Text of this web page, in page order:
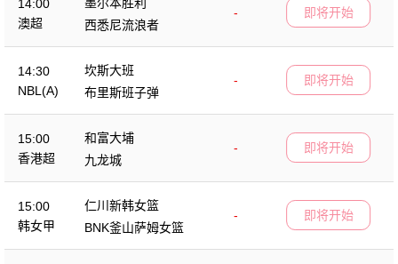
14:00
澳超
-
西悉尼流浪者
即将开始
14:30
NBL(A)
坎斯大班
-
布里斯班子弹
即将开始
15:00
香港超
和富大埔
-
九龙城
即将开始
15:00
韩女甲
仁川新韩女篮
-
BNK釜山萨姆女篮
即将开始